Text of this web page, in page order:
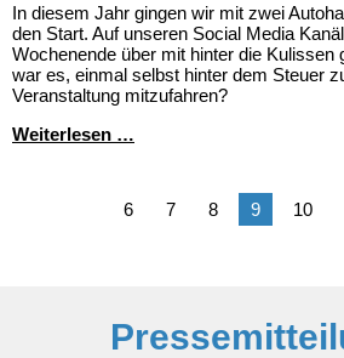
In diesem Jahr gingen wir mit zwei
den Start. Auf unseren Social Media
Wochenende über mit hinter die Kulissen
war es, einmal selbst hinter dem Steuer
Veranstaltung mitzufahren?
Weiterlesen …
6
7 8 9 10